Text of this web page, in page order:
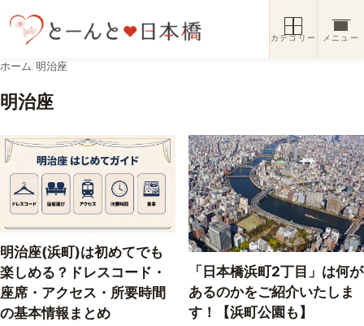
カテゴリー メニュー
ホーム/明治座
明治座
明治座(浜町)は初めてでも
楽しめる？ドレスコード・
座席・アクセス・所要時間
の基本情報まとめ
「日本橋浜町2丁目」は何が
あるのかをご紹介いたしま
す！【浜町公園も】